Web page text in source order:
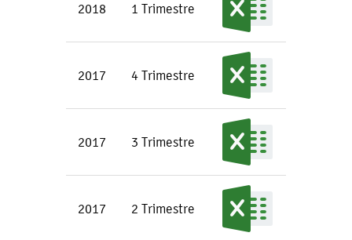
2018 1 Trimestre
2017 4 Trimestre
2017 3 Trimestre
2017 2 Trimestre